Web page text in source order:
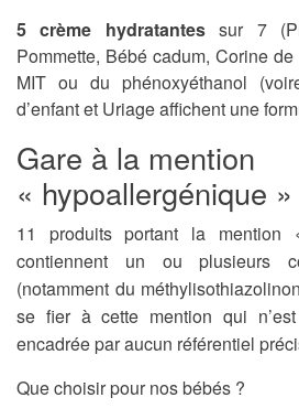
5 crème hydratantessur 7
Pommette, Bébé cadum, Corine
MIT ou du phénoxyéthanol
d’enfant et Uriage affichent une
Gare à la mention
« hypoallergénique »
11 produits portant la mention
contiennent un ou plusieurs
(notamment du
se fier à cette mention qui
encadrée par aucun référentiel
Que choisir pour nos bébés ?